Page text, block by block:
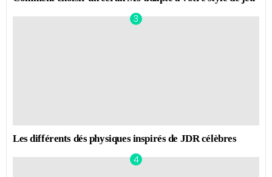
Les différents dés physiques inspirés de JDR célèbres